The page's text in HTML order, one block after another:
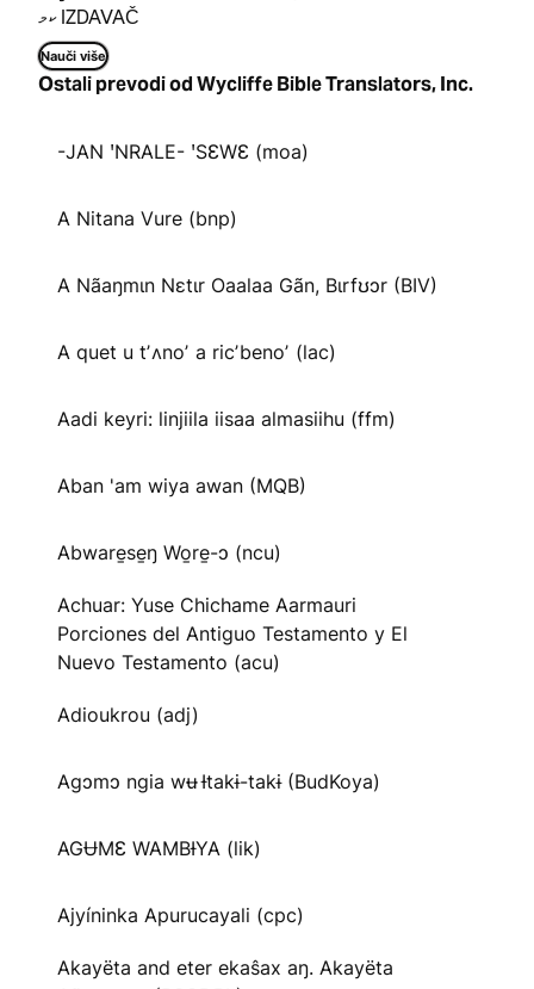
ކމ IZDAVAČ
Nauči više
Ostali prevodi od Wycliffe Bible Translators, Inc.
-JAN ꞌNRALE- ꞌSƐWƐ (moa)
A Nitana Vure (bnp)
A Nãaŋmɩn Nɛtɩr Oaalaa Gãn, Bɩrfʊɔr (BIV)
A quet u tʼʌnoʼ a ricʼbenoʼ (lac)
Aadi keyri: linjiila iisaa almasiihu (ffm)
Aban 'am wiya awan (MQB)
Abware̱se̱ŋ Wo̱re̱-ɔ (ncu)
Achuar: Yuse Chichame Aarmauri
Porciones del Antiguo Testamento y El
Nuevo Testamento (acu)
Adioukrou (adj)
Agɔmɔ ngia wʉ Ɨtakɨ-takɨ (BudKoya)
AGɄMƐ WAMBƗYA (lik)
Ajyíninka Apurucayali (cpc)
Akayëta and eter ekaŝax aŋ. Akayëta